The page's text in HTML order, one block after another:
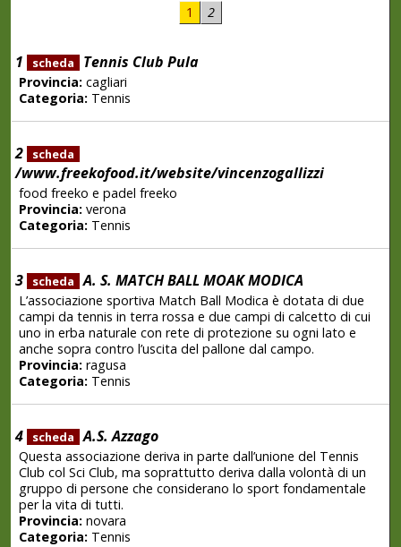
1
2
1 scheda Tennis Club Pula
Provincia:cagliari
Categoria:Tennis
2 scheda
/www.freekofood.it/website/vincenzogallizzi
food freeko e padel freeko
Provincia:verona
Categoria:Tennis
3 scheda A. S. MATCH BALL MOAK MODICA
L’associazione sportiva Match Ball Modica è dotata di due
campi da tennis in terra rossa e due campi di calcetto di cui
uno in erba naturale con rete di protezione su ogni lato e
anche sopra contro l’uscita del pallone dal campo.
Provincia:ragusa
Categoria:Tennis
4 scheda A.S. Azzago
Questa associazione deriva in parte dall’unione del Tennis
Club col Sci Club, ma soprattutto deriva dalla volontà di un
gruppo di persone che considerano lo sport fondamentale
per la vita di tutti.
Provincia:novara
Categoria:Tennis